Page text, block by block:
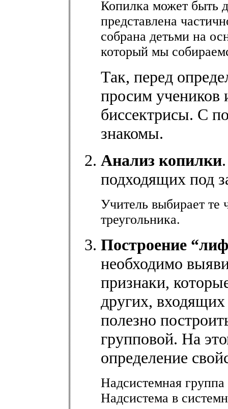
Копилка может быть
представлена
собрана детьми на
который мы
Так, перед
просим учеников
биссектрисы. С
знакомы.
Анализ копилки
подходящих под
Учитель выбирает те
треугольника.
Построение
необходимо
признаки,
других,
полезно
групповой. На
определение
Надсистемная группа
Надсистема в